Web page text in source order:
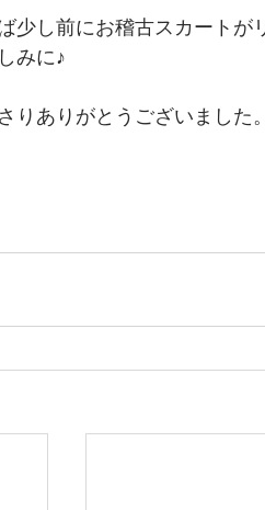
少し前にお稽古スカート
みに♪
りありがとうございました。